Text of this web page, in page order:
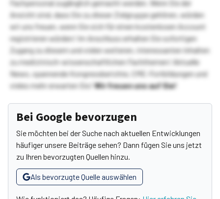
Fachpersonal zugänglich gemacht werden. Wenn Sie der
Ansicht sind, dass Sie zu dieser Zielgruppe gehören, würden
wir uns freuen, wenn Sie sich für einen kostenlosen Account
registrieren würden! Im Anschluss erhalten Sie sofortigen
Zugang zu diesem und vielen weiteren, interessanten Inhalten
zu medizinisch-wissenschaftlichen Fachthemen! Aktuelle
News, spannende Kongressberichte, CME-Fortbildungen und
vieles mehr erwarten Sie!Wir freuen uns auf Sie!
Bei Google bevorzugen
Sie möchten bei der Suche nach aktuellen Entwicklungen
häufiger unsere Beiträge sehen? Dann fügen Sie uns jetzt
zu Ihren bevorzugten Quellen hinzu.
Als bevorzugte Quelle auswählen